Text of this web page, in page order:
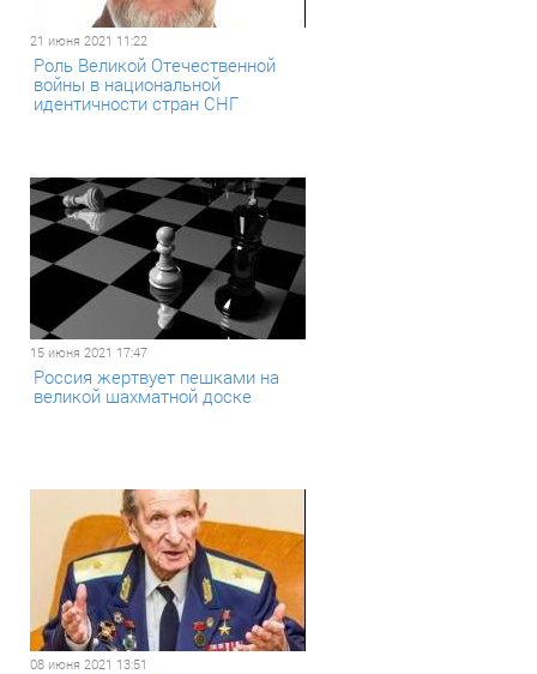
21 июня 2021 11:22
Роль Великой Отечественной
войны в национальной
идентичности стран СНГ
15 июня 2021 17:47
Россия жертвует пешками на
великой шахматной доске
08 июня 2021 13:51